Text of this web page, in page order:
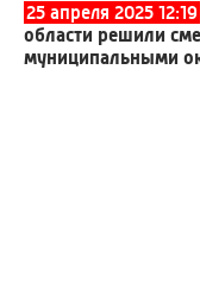
25 апреля 2025 12:19
области решили
муниципальными